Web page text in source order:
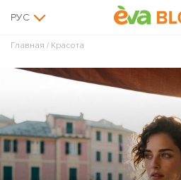
РУС
Главная / Красота